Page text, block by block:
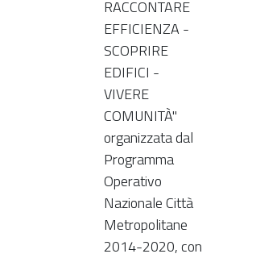
RACCONTARE
EFFICIENZA -
SCOPRIRE
EDIFICI -
VIVERE
COMUNITÀ"
organizzata dal
Programma
Operativo
Nazionale Città
Metropolitane
2014-2020, con